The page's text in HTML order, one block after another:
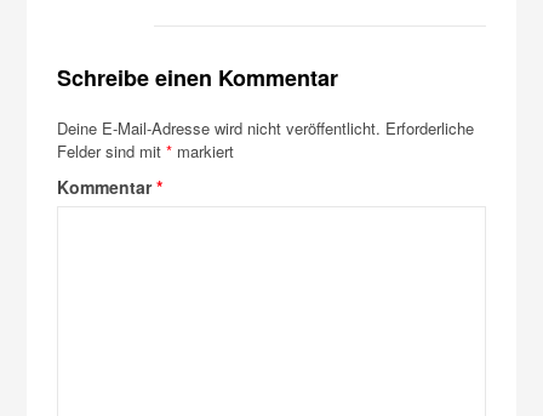
Schreibe einen Kommentar
Deine E-Mail-Adresse wird nicht veröffentlicht. Erforderliche
Felder sind mit* markiert
Kommentar*